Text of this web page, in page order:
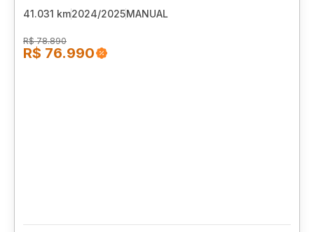
41.031 km2024/2025MANUAL
R$ 78.890
R$ 76.990